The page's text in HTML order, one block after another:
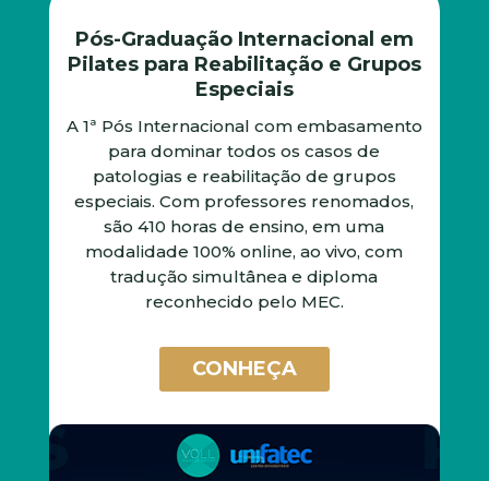
Pós-Graduação Internacional em
Pilates para Reabilitação e Grupos
Especiais
A 1ª Pós Internacional com embasamento
para dominar todos os casos de
patologias e reabilitação de grupos
especiais. Com professores renomados,
são 410 horas de ensino, em uma
modalidade 100% online, ao vivo, com
tradução simultânea e diploma
reconhecido pelo MEC.
CONHEÇA